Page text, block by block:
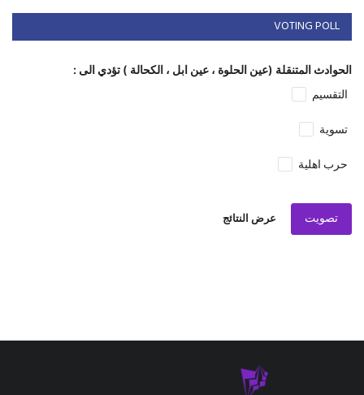
VOTING POLL
الحوادث المتنقلة (عين الحلوة ، عين ابل ، الكحالة ) تؤدي الى :
التقسيم
تسوية
حرب اهلية
تصويت عرض النتائج